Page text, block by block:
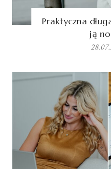
Praktyczna
ją